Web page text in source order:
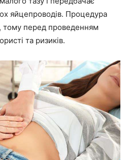
яйцепроводів. Процедура
тому перед проведенням
та ризиків.